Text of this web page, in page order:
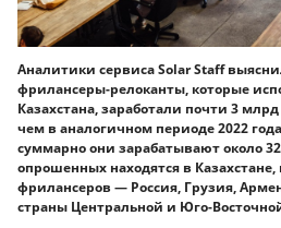
Аналитики сервиса Solar Staff
фрилансеры-релоканты, которые
Казахстана, заработали почти 3
чем в аналогичном периоде 2022
суммарно они зарабатывают около
опрошенных находятся в
фрилансеров — Россия, Грузия,
страны Центральной и Юго-